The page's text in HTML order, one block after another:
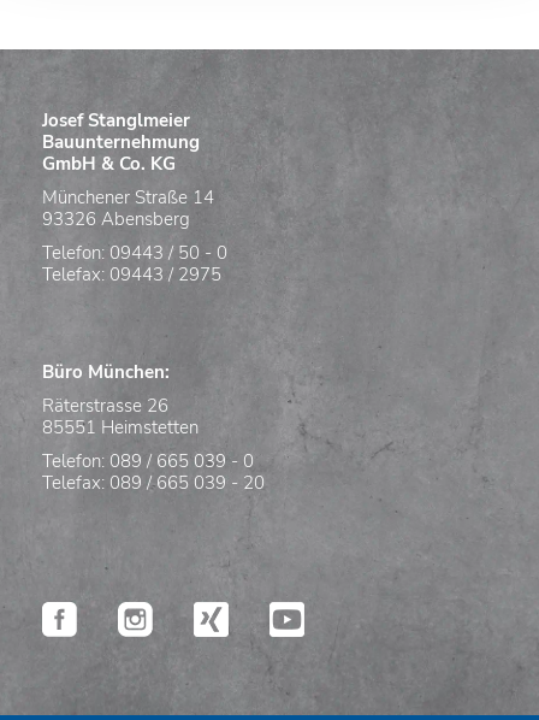
Josef Stanglmeier
Bauunternehmung
GmbH & Co. KG
Münchener Straße 14
93326 Abensberg
Telefon: 09443 / 50 - 0
Telefax: 09443 / 2975
Büro München:
Räterstrasse 26
85551 Heimstetten
Telefon: 089 / 665 039 - 0
Telefax: 089 / 665 039 - 20